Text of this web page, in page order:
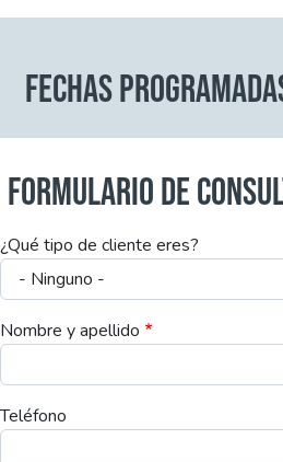
FECHAS
FORMULARIO DE
¿Qué tipo de cliente eres?
Nombre y apellido
Teléfono